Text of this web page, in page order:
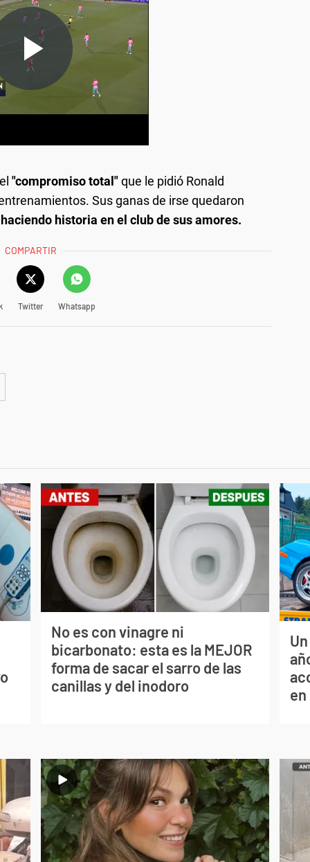
"compromiso total"que le pidió Ronald
Sus ganas de irse quedaron
historia en el club de sus amores.
COMPARTIR
Twitter Whatsapp
No es con vinagre ni
bicarbonato: esta es la MEJOR
forma de sacar el sarro de las
canillas y del inodoro